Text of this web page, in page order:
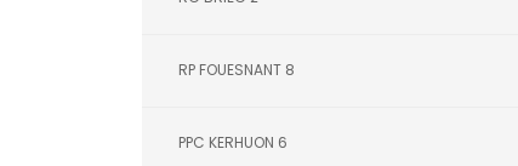
RP FOUESNANT 8
PPC KERHUON 6